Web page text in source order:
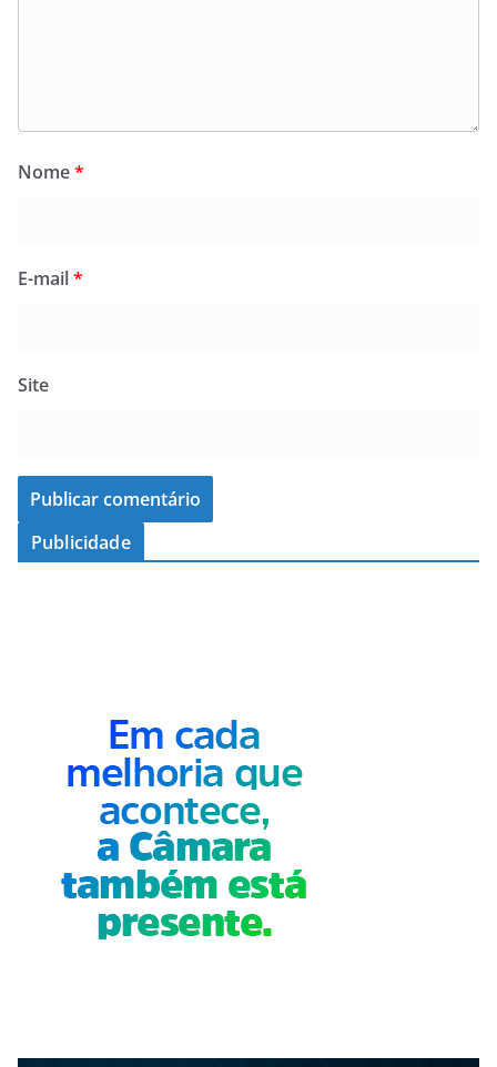
Nome*
E-mail*
Site
Publicidade